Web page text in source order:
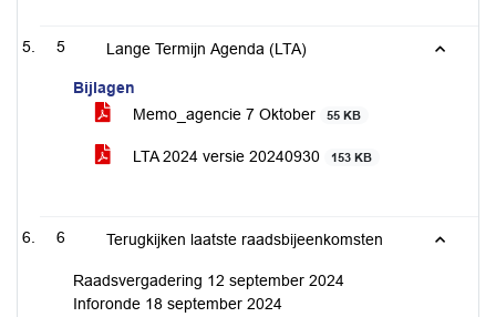
5 Lange Termijn Agenda (LTA)
Bijlagen
Memo_agencie 7 Oktober
55 KB
LTA 2024 versie 20240930 153 KB
6 Terugkijken laatste raadsbijeenkomsten
Raadsvergadering 12 september 2024
Inforonde 18 september 2024